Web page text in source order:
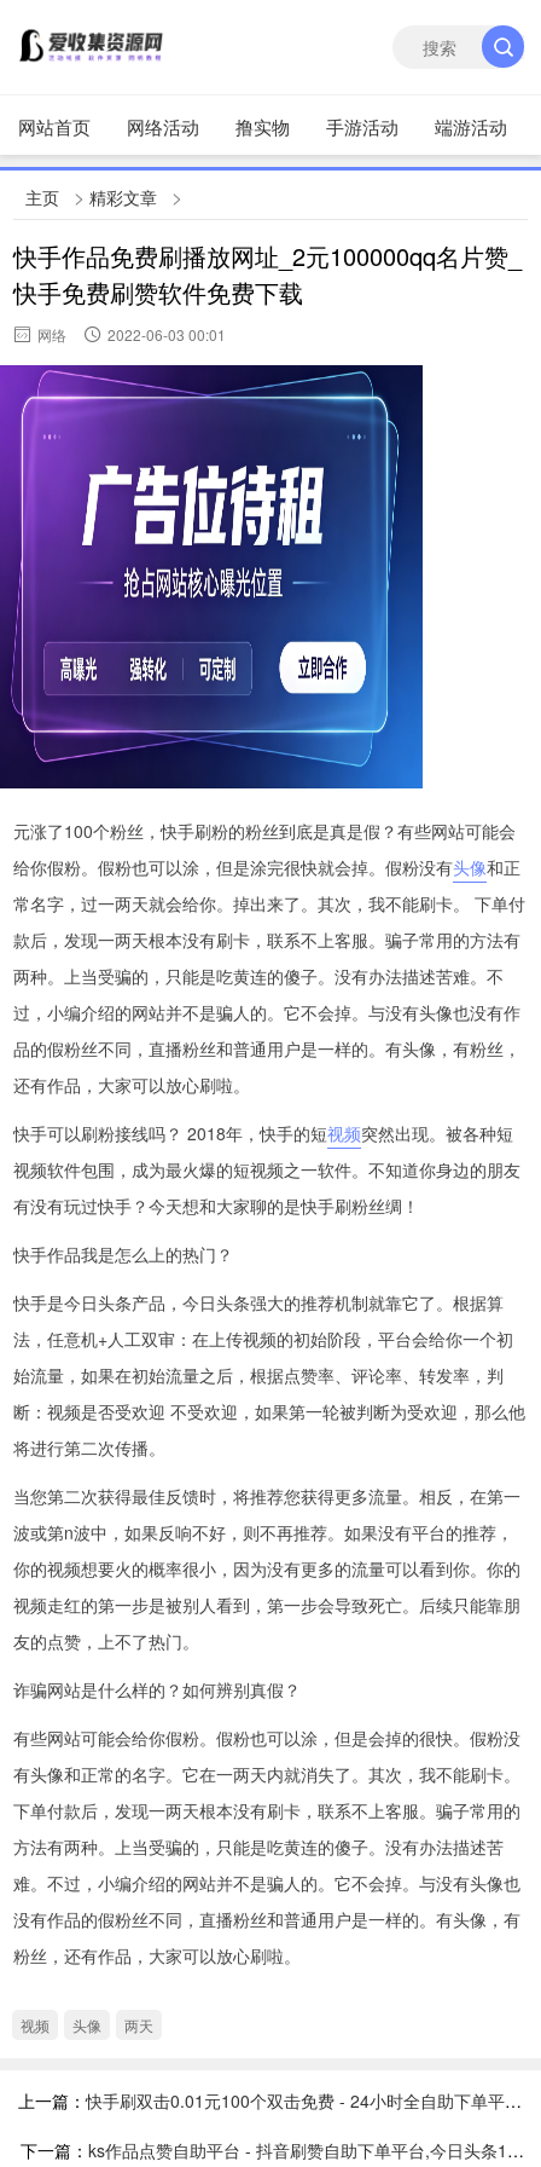
网站首页 网络活动 撸实物 手游活动 端游活动
主页 >精彩文章 >
快手作品免费刷播放网址_2元100000qq名片赞_
快手免费刷赞软件免费下载
网络 2022-06-03 00:01
元涨了100个粉丝，快手刷粉的粉丝到底是真是假？有些网站可能会
给你假粉。假粉也可以涂，但是涂完很快就会掉。假粉没有头像和正
常名字，过一两天就会给你。掉出来了。其次，我不能刷卡。 下单付
款后，发现一两天根本没有刷卡，联系不上客服。骗子常用的方法有
两种。上当受骗的，只能是吃黄连的傻子。没有办法描述苦难。不
过，小编介绍的网站并不是骗人的。它不会掉。与没有头像也没有作
品的假粉丝不同，直播粉丝和普通用户是一样的。有头像，有粉丝，
还有作品，大家可以放心刷啦。
快手可以刷粉接线吗？ 2018年，快手的短视频突然出现。被各种短
视频软件包围，成为最火爆的短视频之一软件。不知道你身边的朋友
有没有玩过快手？今天想和大家聊的是快手刷粉丝绸！
快手作品我是怎么上的热门？
快手是今日头条产品，今日头条强大的推荐机制就靠它了。根据算
法，任意机+人工双审：在上传视频的初始阶段，平台会给你一个初
始流量，如果在初始流量之后，根据点赞率、评论率、转发率，判
断：视频是否受欢迎 不受欢迎，如果第一轮被判断为受欢迎，那么他
将进行第二次传播。
当您第二次获得最佳反馈时，将推荐您获得更多流量。相反，在第一
波或第n波中，如果反响不好，则不再推荐。如果没有平台的推荐，
你的视频想要火的概率很小，因为没有更多的流量可以看到你。你的
视频走红的第一步是被别人看到，第一步会导致死亡。后续只能靠朋
友的点赞，上不了热门。
诈骗网站是什么样的？如何辨别真假？
有些网站可能会给你假粉。假粉也可以涂，但是会掉的很快。假粉没
有头像和正常的名字。它在一两天内就消失了。其次，我不能刷卡。
下单付款后，发现一两天根本没有刷卡，联系不上客服。骗子常用的
方法有两种。上当受骗的，只能是吃黄连的傻子。没有办法描述苦
难。不过，小编介绍的网站并不是骗人的。它不会掉。与没有头像也
没有作品的假粉丝不同，直播粉丝和普通用户是一样的。有头像，有
粉丝，还有作品，大家可以放心刷啦。
视频 头像 两天
上一篇：快手刷双击0.01元100个双击免费 - 24小时全自助下单平台微信_抖音挂假人app
下一篇：ks作品点赞自助平台 - 抖音刷赞自助下单平台,今日头条1元涨100粉